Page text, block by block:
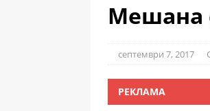
Мешана
септември 7, 2017
РЕКЛАМА